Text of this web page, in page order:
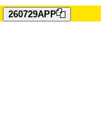
260729APP